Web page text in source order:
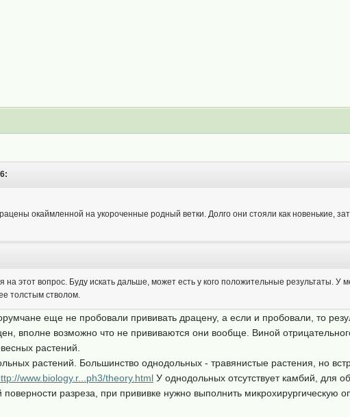
окаймленной на укороченные родный ветки. Долго они стояли как новенькие,
на этот вопрос. Буду искать дальше, может есть у кого положительные результаты. У
толстым стволом.
еще не пробовали прививать драцену, а если и пробовали, то
вполне возможно что не прививаются они вообще. Виной
растений.
растений. Большинство однодольных - травянистые растения, но
www.biology.r...ph3/theory.html У однодольных отсутствует камбий, для
разреза, при прививке нужно выполнить микрохирургическую